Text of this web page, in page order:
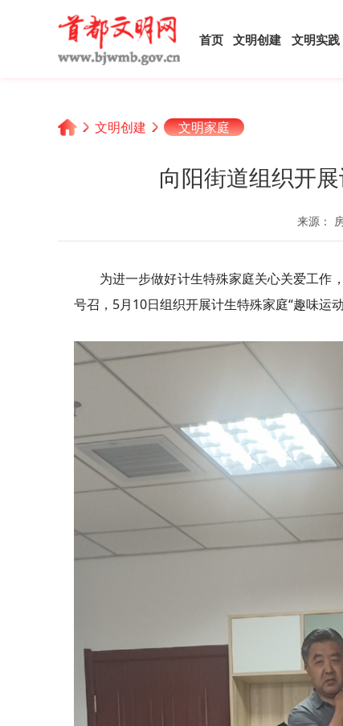
首页 文明创建 文明实践
文明创建 文明家庭
向阳街道组织开
来源：
为进一步做好计生特殊家庭关心关爱工作
号召，5月10日组织开展计生特殊家庭“趣味运